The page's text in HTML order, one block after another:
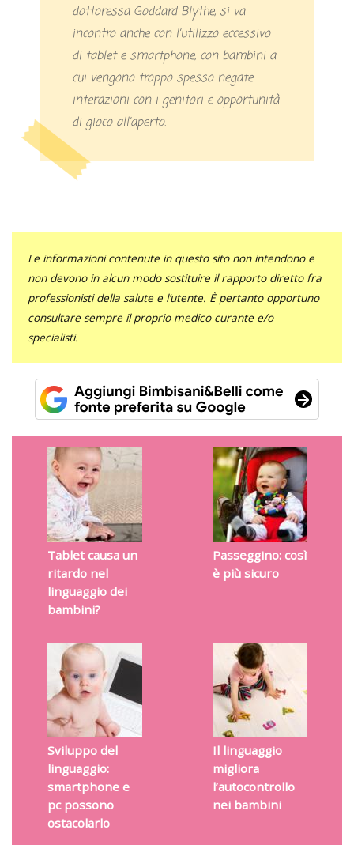
dottoressa Goddard Blythe, si va
incontro anche con l’utilizzo eccessivo
di tablet e smartphone, con bambini a
cui vengono troppo spesso negate
interazioni con i genitori e opportunità
di gioco all’aperto.
Le informazioni contenute in questo sito non intendono e
non devono in alcun modo sostituire il rapporto diretto fra
professionisti della salute e l’utente. È pertanto opportuno
consultare sempre il proprio medico curante e/o
specialisti.
Tablet causa un
ritardo nel
linguaggio dei
bambini?
Passeggino: così
è più sicuro
Sviluppo del
linguaggio:
smartphone e
pc possono
ostacolarlo
Il linguaggio
migliora
l’autocontrollo
nei bambini